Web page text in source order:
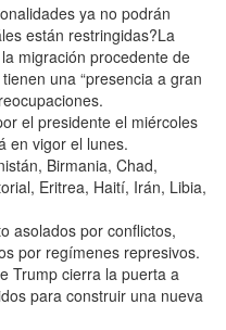
ya no podrán
están restringidas?La
migración procedente de
una “presencia a gran
el presidente el miércoles
en vigor el lunes.
Birmania, Chad,
Eritrea, Haití, Irán, Libia,
asolados por conflictos,
por regímenes represivos.
Trump cierra la puerta a
para construir una nueva